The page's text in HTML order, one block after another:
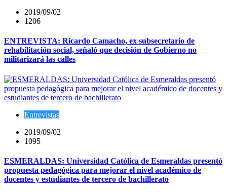
2019/09/02
1206
ENTREVISTA: Ricardo Camacho, ex subsecretario de
rehabilitación social, señaló que decisión de Gobierno no
militarizará las calles
Entrevistas
2019/09/02
1095
ESMERALDAS: Universidad Católica de Esmeraldas presentó
propuesta pedagógica para mejorar el nivel académico de
docentes y estudiantes de tercero de bachillerato